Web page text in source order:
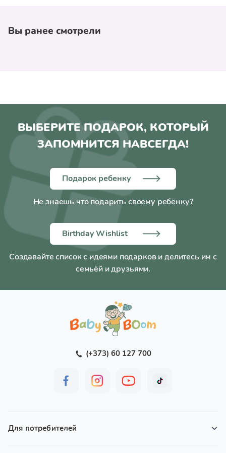
Вы ранее смотрели
ВЫБЕРИТЕ ПОДАРОК, КОТОРЫЙ
ЗАПОМНИТСЯ НАВСЕГДА!
Подарок ребенку
Не знаешь что подарить своему ребёнку?
Birthday Wishlist
Создавайте список с идеями подарков и делитесь им с
семьёй и друзьями.
(+373) 60 127 700
Для потребителей